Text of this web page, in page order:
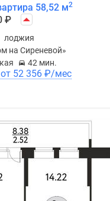
58,52 м2
₽
лоджия
на Сиреневой»
42 мин.
В ипотеку от 52 356 ₽/мес